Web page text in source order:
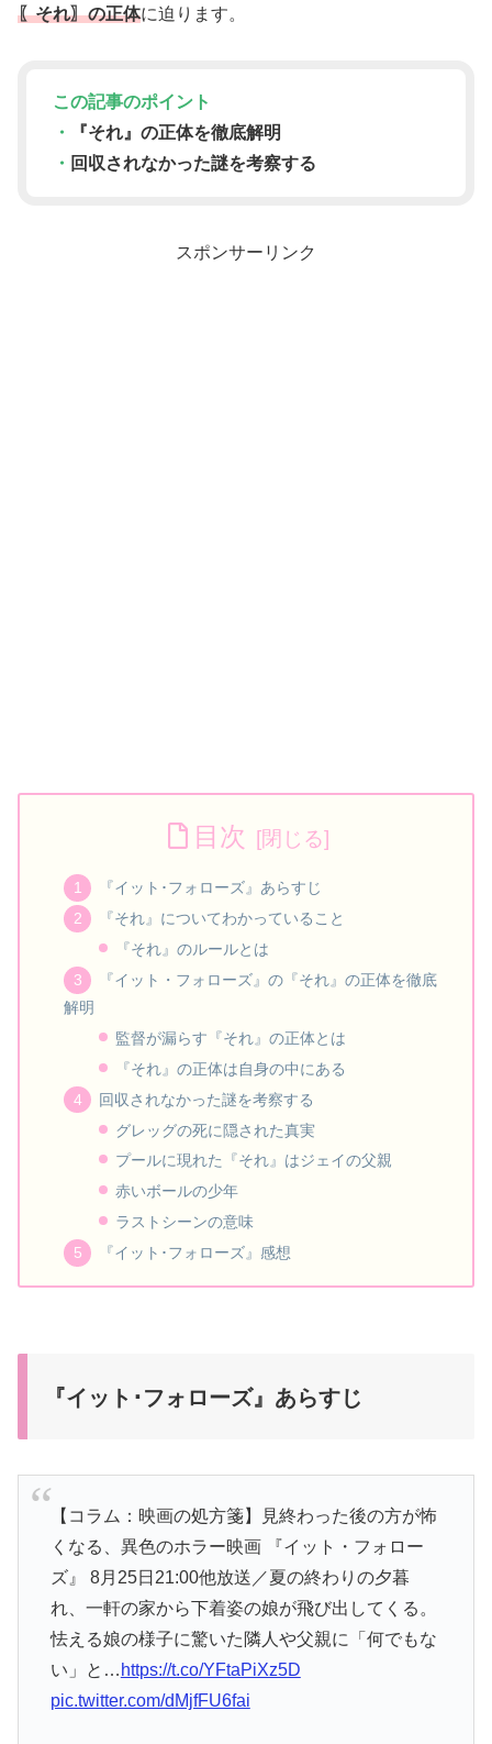
〖それ〗の正体に迫ります。
この記事のポイント
・
『それ』の正体を徹底解明
・ 回収されなかった謎を考察する
スポンサーリンク
目次
『イット･フォローズ』あらすじ
『それ』についてわかっていること
『それ』のルールとは
『イット・フォローズ』の『それ』の正体を徹底
解明
監督が漏らす『それ』の正体とは
『それ』の正体は自身の中にある
回収されなかった謎を考察する
グレッグの死に隠された真実
プールに現れた『それ』はジェイの父親
赤いボールの少年
ラストシーンの意味
『イット･フォローズ』感想
『イット･フォローズ』あらすじ
【コラム：映画の処方箋】見終わった後の方が怖
くなる、異色のホラー映画 『イット・フォロー
ズ』 8月25日21:00他放送／夏の終わりの夕暮
れ、一軒の家から下着姿の娘が飛び出してくる。
怯える娘の様子に驚いた隣人や父親に「何でもな
い」と… https://t.co/YFtaPiXz5D
pic.twitter.com/dMjfFU6fai